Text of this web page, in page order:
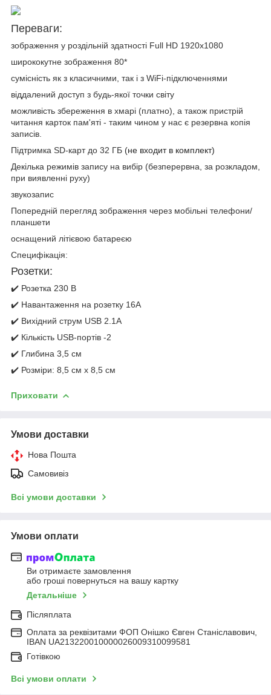
Переваги:
зображення у роздільній здатності Full HD 1920x1080
ширококутне зображення 80*
сумісність як з класичними, так і з WiFi-підключеннями
віддалений доступ з будь-якої точки світу
можливість збереження в хмарі (платно), а також пристрій
читання карток пам'яті - таким чином у нас є резервна копія
записів.
Підтримка SD-карт до 32 ГБ (не входит в комплект)
Декілька режимів запису на вибір (безперервна, за розкладом,
при виявленні руху)
звукозапис
Попередній перегляд зображення через мобільні телефони/
планшети
оснащений літієвою батареєю
Специфікація:
Розетки:
✔️ Розетка 230 В
✔️ Навантаження на розетку 16А
✔️ Вихідний струм USB 2.1А
✔️ Кількість USB-портів -2
✔️ Глибина 3,5 см
✔️ Розміри: 8,5 см x 8,5 см
Приховати
Умови доставки
Нова Пошта
Самовивіз
Всі умови доставки
Умови оплати
Ви отримаєте замовлення
або гроші повернуться на вашу картку
Детальніше
Післяплата
Оплата за реквізитами ФОП Онішко Євген Станіславович,
IBAN UA213220010000026009310099581
Готівкою
Всі умови оплати